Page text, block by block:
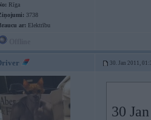
Rīga
3738
ar: Elektrību
30. Jan 2011,
30